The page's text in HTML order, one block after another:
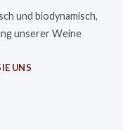
und biodynamisch,
unserer Weine
UNS